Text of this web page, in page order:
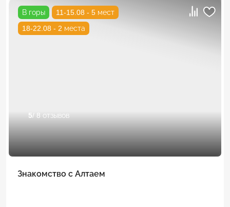
В горы
11-15.08 - 5 мест
18-22.08 - 2 места
5/ 8 отзывов
Знакомство с Алтаем